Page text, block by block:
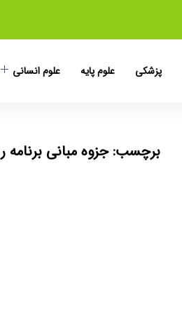
پزشکی علوم پایه علوم انسانی
برچسب: جزوه مبانی